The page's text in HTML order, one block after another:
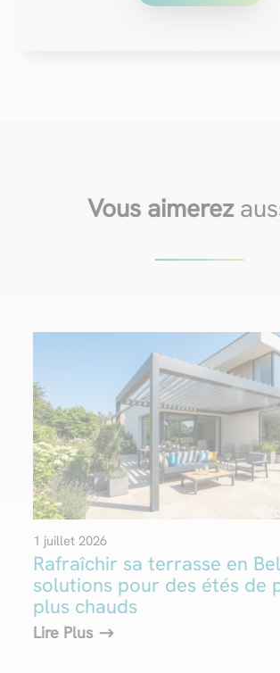
Vous aimerez
Rafraîchir sa terrasse en
solutions pour des étés de
plus chauds
1 juillet 2026
Lire Plus